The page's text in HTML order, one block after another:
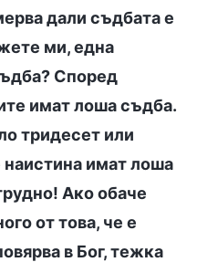
дали съдбата е
ми, една
Според
имат лоша съдба.
тридесет или
наистина имат лоша
Ако обаче
от това, че е
в Бог, тежка